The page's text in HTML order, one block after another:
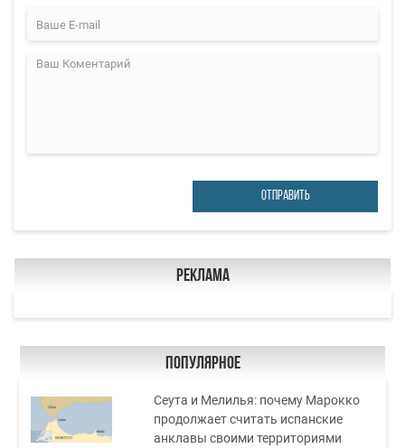
ОТПРАВИТЬ
Реклама
Популярное
Сеута и Мелилья: почему Марокко
продолжает считать испанские
анклавы своими территориями